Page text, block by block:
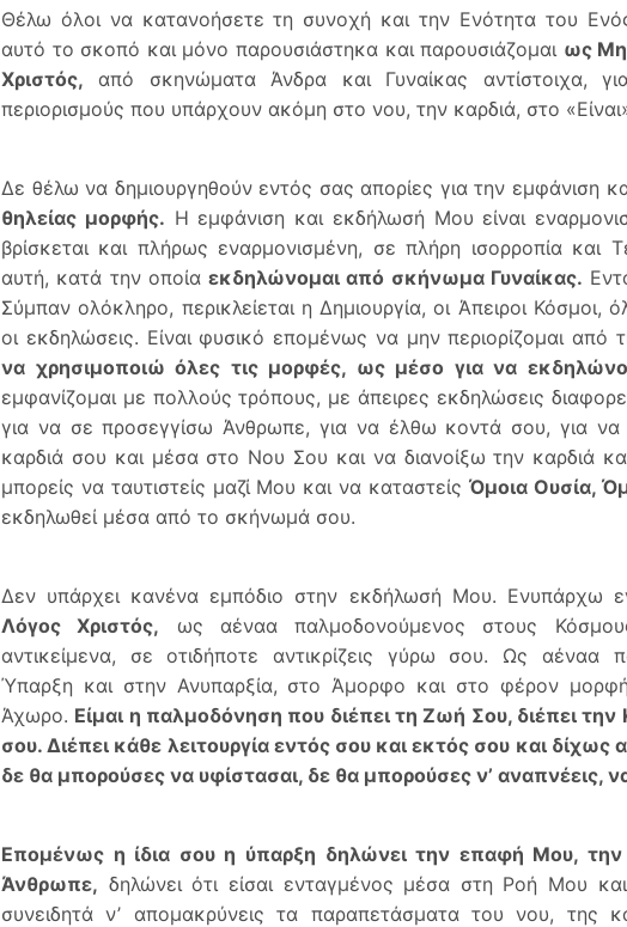
Θέλω όλοι να κατανοήσετε τη συνοχή και την Ενότητα του Ενός
αυτό το σκοπό και μόνο παρουσιάστηκα και παρουσιάζομαι ως
Χριστός, από σκηνώματα Άνδρα και Γυναίκας αντίστοιχα,
περιορισμούς που υπάρχουν ακόμη στο νου, την καρδιά, στο
Δε θέλω να δημιουργηθούν εντός σας απορίες για την εμφάνιση
θηλείας μορφής. Η εμφάνιση και εκδήλωσή Μου είναι
βρίσκεται και πλήρως εναρμονισμένη, σε πλήρη ισορροπία και
αυτή, κατά την οποίαεκδηλώνομαι από σκήνωμα Γυναίκας.
Σύμπαν ολόκληρο, περικλείεται η Δημιουργία, οι Άπειροι Κόσμοι,
οι εκδηλώσεις. Είναι φυσικό επομένως να μην περιορίζομαι από
να χρησιμοποιώ όλες τις μορφές, ως μέσο για να
εμφανίζομαι με πολλούς τρόπους, με άπειρες εκδηλώσεις
για να σε προσεγγίσω Άνθρωπε, για να έλθω κοντά σου, για
καρδιά σου και μέσα στο Νου Σου και να διανοίξω την καρδιά
μπορείς να ταυτιστείς μαζί Μου και να καταστείς Όμοια Ουσία,
εκδηλωθεί μέσα από το σκήνωμά σου.
Δεν υπάρχει κανένα εμπόδιο στην εκδήλωσή Μου. Ενυπάρχω
Λόγος Χριστός, ως αέναα παλμοδονούμενος στους
αντικείμενα, σε οτιδήποτε αντικρίζεις γύρω σου. Ως αέναα
Ύπαρξη και στην Ανυπαρξία, στο Άμορφο και στο φέρον
Άχωρο. Είμαι η παλμοδόνηση που διέπει τη Ζωή Σου, διέπει την
σου. Διέπει κάθε λειτουργία εντός σου και εκτός σου και
δε θα μπορούσες να υφίστασαι, δε θα μπορούσες ν’ αναπνέεις,
Επομένως η ίδια σου η ύπαρξη δηλώνει την επαφή Μου,
Άνθρωπε, δηλώνει ότι είσαι ενταγμένος μέσα στη Ροή Μου
συνειδητά ν’ απομακρύνεις τα παραπετάσματα του νου, της